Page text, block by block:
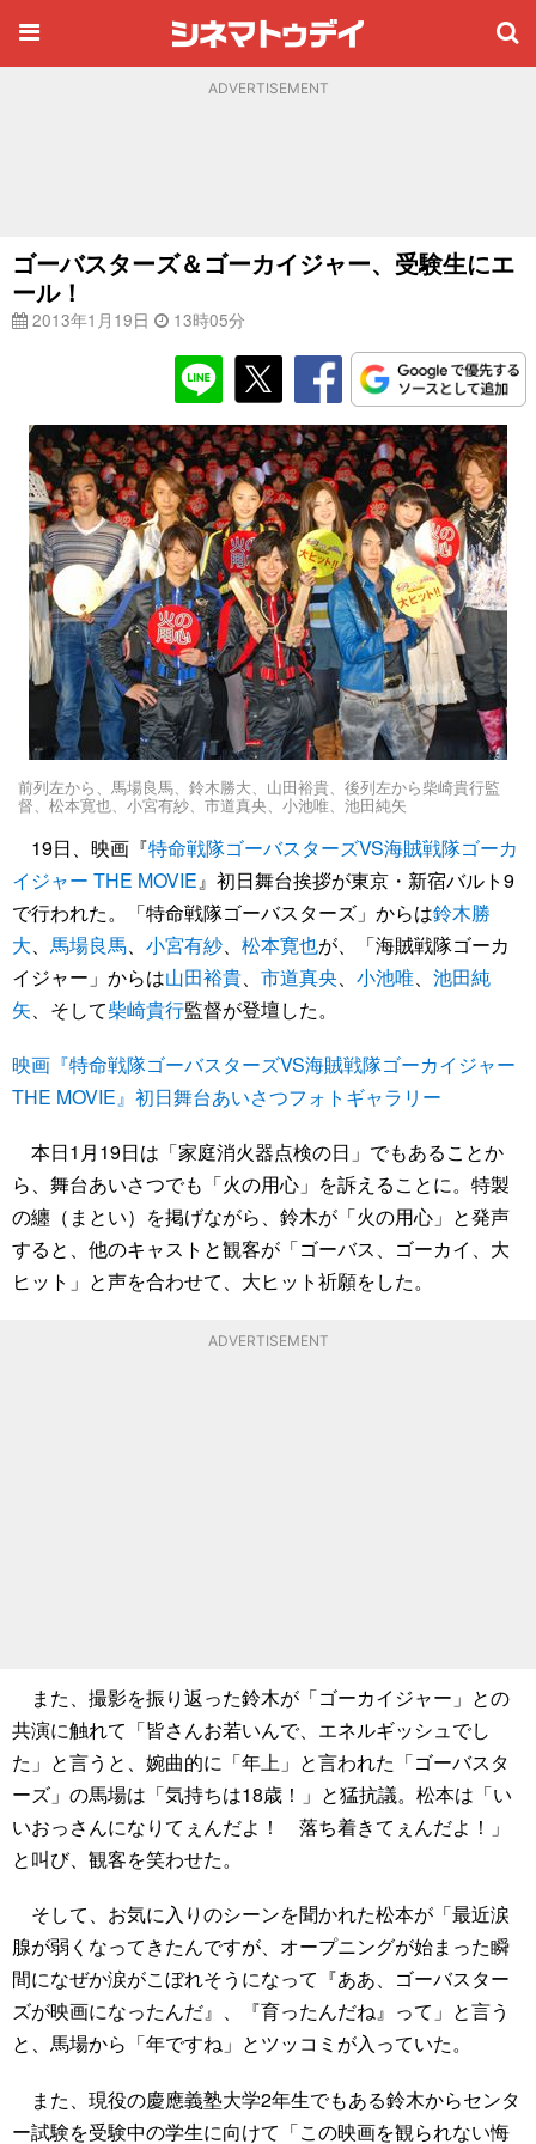
ADVERTISEMENT
ゴーバスターズ＆ゴーカイジャー、受験生にエ
ール！
2013年1月19日 13時05分
前列左から、馬場良馬、鈴木勝大、山田裕貴、後列左から柴崎貴行監
督、松本寛也、小宮有紗、市道真央、小池唯、池田純矢
19日、映画『特命戦隊ゴーバスターズVS海賊戦隊ゴーカ
イジャー THE MOVIE 』初日舞台挨拶が東京・新宿バルト9
で行われた。「特命戦隊ゴーバスターズ」からは鈴木勝
大
馬場良馬 小宮有紗 松本寛也が、「海賊戦隊ゴーカ
イジャー」からは山田裕貴 市道真央 小池唯
池田純
矢 、そして柴崎貴行監督が登壇した。
映画『特命戦隊ゴーバスターズVS海賊戦隊ゴーカイジャー
THE MOVIE』初日舞台あいさつフォトギャラリー
本日1月19日は「家庭消火器点検の日」でもあることか
ら、舞台あいさつでも「火の用心」を訴えることに。特製
の纏（まとい）を掲げながら、鈴木が「火の用心」と発声
すると、他のキャストと観客が「ゴーバス、ゴーカイ、大
ヒット」と声を合わせて、大ヒット祈願をした。
ADVERTISEMENT
また、撮影を振り返った鈴木が「ゴーカイジャー」との
共演に触れて「皆さんお若いんで、エネルギッシュでし
た」と言うと、婉曲的に「年上」と言われた「ゴーバスタ
ーズ」の馬場は「気持ちは18歳！」と猛抗議。松本は「い
いおっさんになりてぇんだよ！ 落ち着きてぇんだよ！」
と叫び、観客を笑わせた。
そして、お気に入りのシーンを聞かれた松本が「最近涙
腺が弱くなってきたんですが、オープニングが始まった瞬
間になぜか涙がこぼれそうになって『ああ、ゴーバスター
ズが映画になったんだ』、『育ったんだね』って」と言う
と、馬場から「年ですね」とツッコミが入っていた。
また、現役の慶應義塾大学2年生でもある鈴木からセンタ
ー試験を受験中の学生に向けて「この映画を観られない悔